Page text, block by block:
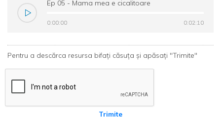
Ep 05 - Mama mea e cicalitoare
0:00:00 0:02:10
0:00:00 0:02:10
Pentru a descărca resursa bifați căsuța și apăsați "Trimite"
Trimite